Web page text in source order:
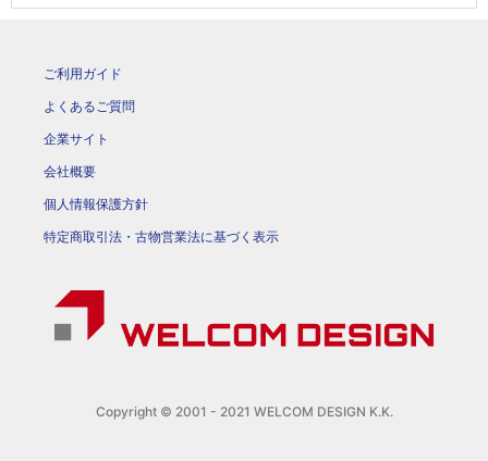
ご利用ガイド
よくあるご質問
企業サイト
会社概要
個人情報保護方針
特定商取引法・古物営業法に基づく表示
Copyright © 2001 - 2021 WELCOM DESIGN K.K.